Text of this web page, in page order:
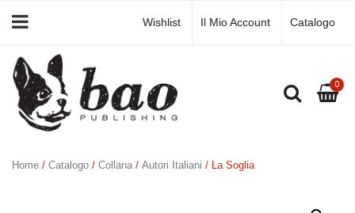
Wishlist Il Mio Account Catalogo
0
Home / Catalogo / Collana / Autori Italiani / La Soglia